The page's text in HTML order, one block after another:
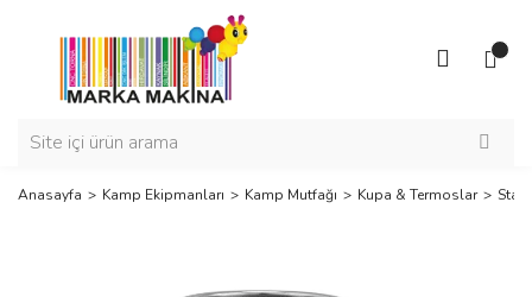
Anasayfa Kamp Ekipmanları Kamp Mutfağı Kupa & Termoslar